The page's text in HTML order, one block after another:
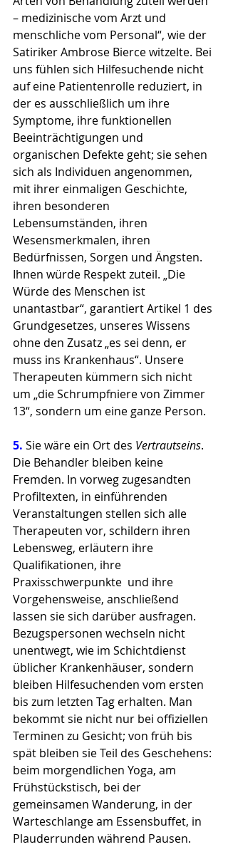
– medizinische vom Arzt und
menschliche vom Personal“, wie der
Satiriker Ambrose Bierce witzelte. Bei
uns fühlen sich Hilfesuchende nicht
auf eine Patientenrolle reduziert, in
der es ausschließlich um ihre
Symptome, ihre funktionellen
Beeinträchtigungen und
organischen Defekte geht; sie sehen
sich als Individuen angenommen,
mit ihrer einmaligen Geschichte,
ihren besonderen
Lebensumständen, ihren
Wesensmerkmalen, ihren
Bedürfnissen, Sorgen und Ängsten.
Ihnen würde Respekt zuteil. „Die
Würde des Menschen ist
unantastbar“, garantiert Artikel 1 des
Grundgesetzes, unseres Wissens
ohne den Zusatz „es sei denn, er
muss ins Krankenhaus“. Unsere
Therapeuten kümmern sich nicht
um „die Schrumpfniere von Zimmer
13“, sondern um eine ganze Person.
5. Sie wäre ein Ort des Vertrautseins.
Die Behandler bleiben keine
Fremden. In vorweg zugesandten
Profiltexten, in einführenden
Veranstaltungen stellen sich alle
Therapeuten vor, schildern ihren
Lebensweg, erläutern ihre
Qualifikationen, ihre
Praxisschwerpunkte  und ihre
Vorgehensweise, anschließend
lassen sie sich darüber ausfragen.
Bezugspersonen wechseln nicht
unentwegt, wie im Schichtdienst
üblicher Krankenhäuser, sondern
bleiben Hilfesuchenden vom ersten
bis zum letzten Tag erhalten. Man
bekommt sie nicht nur bei offiziellen
Terminen zu Gesicht; von früh bis
spät bleiben sie Teil des Geschehens:
beim morgendlichen Yoga, am
Frühstückstisch, bei der
gemeinsamen Wanderung, in der
Warteschlange am Essensbuffet, in
Plauderrunden während Pausen.